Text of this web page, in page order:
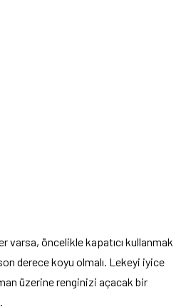
varsa, öncelikle kapatıcı kullanmak
derece koyu olmalı. Lekeyi iyice
üzerine renginizi açacak bir